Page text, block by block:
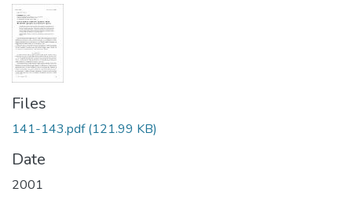
Files
141-143.pdf(121.99 KB)
Date
2001